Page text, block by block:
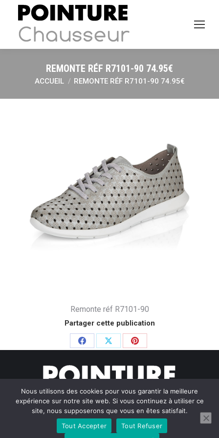
REMONTE RÉF R7101-90 74.95€
Vous êtes ici :
ACCUEIL REMONTE RÉF R7101-90 74.95€
Remonte réf R7101-90
Partager cette publication
Partager
Facebook
PartagerPartager
Pinterest
© Pointure Chausseurs - 2020. Dream-Theme — truly
Nous utilisons des cookies pour vous garantir la meilleure
expérience sur notre site web. Si vous continuez à utiliser ce
site, nous supposerons que vous en êtes satisfait.
Tout Accepter
Tout Refuser